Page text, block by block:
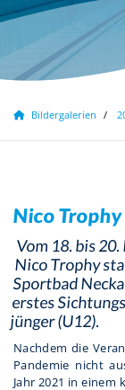
Bildergalerien
Nico
Vom 18. bis
Nico Trophy
Sportbad
erstes
jünger (U12).
Nachdem die
Pandemie nicht
Jahr 2021 in einem